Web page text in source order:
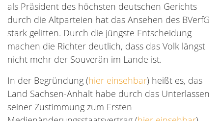
als Präsident des höchsten deutschen Gerichts
durch die Altparteien hat das Ansehen des BVerfG
stark gelitten. Durch die jüngste Entscheidung
machen die Richter deutlich, dass das Volk längst
nicht mehr der Souverän im Lande ist.
In der Begründung (hier einsehbar) heißt es, das
Land Sachsen-Anhalt habe durch das Unterlassen
seiner Zustimmung zum Ersten